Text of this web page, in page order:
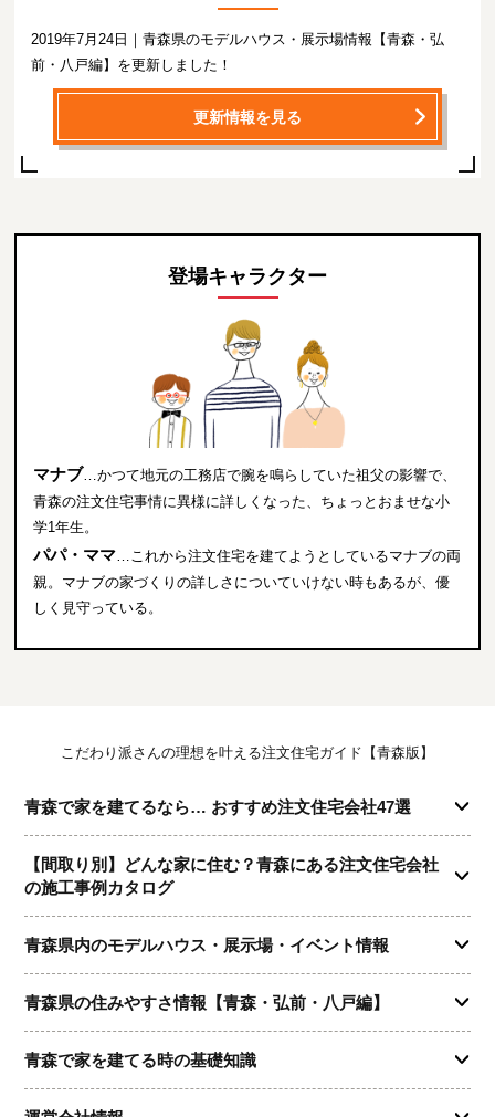
2019年7月24日｜青森県のモデルハウス・展示場情報【青森・弘
前・八戸編】を更新しました！
更新情報を見る
登場キャラクター
マナブ…かつて地元の工務店で腕を鳴らしていた祖父の影響で、
青森の注文住宅事情に異様に詳しくなった、ちょっとおませな小
学1年生。
パパ・ママ …これから注文住宅を建てようとしているマナブの両
親。マナブの家づくりの詳しさについていけない時もあるが、優
しく見守っている。
こだわり派さんの理想を叶える注文住宅ガイド【青森版】
青森で家を建てるなら… おすすめ注文住宅会社47選
【間取り別】どんな家に住む？青森にある注文住宅会社
の施工事例カタログ
青森県内のモデルハウス・展示場・イベント情報
青森県の住みやすさ情報【青森・弘前・八戸編】
青森で家を建てる時の基礎知識